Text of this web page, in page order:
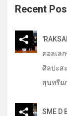
c
Recent
คอลเล
ศิลปะส
สุนทรีย
SME D